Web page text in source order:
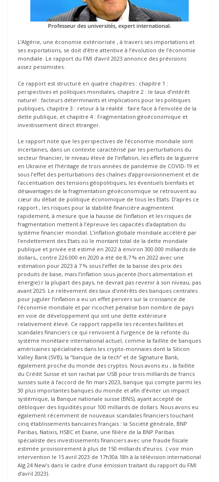
Professeur des universités, expert international.
L’Algérie, une économie extériorisée , à travers ses importations et
ses exportations, se doit d’être attentive à l’évolution de l’économie
mondiale. Le rapport du FMI d’avril 2023 annonce des prévisions
assez pessimistes.
Ce rapport est structuré en quatre chapitres : chapitre 1 :
perspectives et politiques mondiales, chapitre 2 : le taux d’intérêt
naturel : facteurs déterminants et implications pour les politiques
publiques, chapitre 3 : retour à la réalité : faire face à l’envolée de la
dette publique, et chapitre 4 : Fragmentation géoéconomique et
investissement direct étranger.
Le rapport note que les perspectives de l’économie mondiale sont
incertaines, dans un contexte caractérisé par les perturbations du
secteur financier, le niveau élevé de l’inflation, les effets de la guerre
en Ukraine et l’héritage de trois années de pandémie de COVID-19 et
sous l’effet des perturbations des chaînes d’approvisionnement et de
l’accentuation des tensions géopolitiques, les éventuels bienfaits et
désavantages de la fragmentation géoéconomique se retrouvent au
cœur du débat de politique économique de tous les Etats. D’après ce
rapport , les risques pour la stabilité financière augmentent
rapidement, à mesure que la hausse de l’inflation et les risques de
fragmentation mettent à l’épreuve les capacités d’adaptation du
système financier mondial. L’inflation globale mondiale accéléré par
l’endettement des Etats où le montant total de la dette mondiale
publique et privée est estimé en 2022 à environ 300.000 milliards de
dollars,, contre 226.000 en 2020 a été de 8,7 % en 2022 avec une
estimation pour 2023 à 7 % sous l’effet de la baisse des prix des
produits de base, mais l’inflation sous-jacente (hors alimentation et
énergie) r la plupart des pays, ne devrait pas revenir à son niveau, pas
avant 2025. Le relèvement des taux d’intérêts des banques centrales
pour juguler l’inflation a eu un effet pervers sur la croissance de
l’économie mondiale et par ricochet pénalise bon nombre de pays
en voie de développement qui ont une dette extérieure
relativement élevé. Ce rapport rappelle les récentes faillites et
scandales financiers ce qui renvoient à l’urgence de la refonte du
système monétaire international actuel, comme la faillite de banques
américaines spécialisées dans les crypto-monnaies dont la Silicon
Valley Bank (SVB), la “banque de la tech” et de Signature Bank,
également proche du monde des cryptos. Nous avons eu , la faillite
du Crédit Suisse et son rachat par USB pour trois milliards de francs
suisses suite à l’accord de fin mars 2023, banque qui compte parmi les
30 plus importantes banques du monde et afin d’éviter un impact
systémique, la Banque nationale suisse (BNS), ayant accepté de
débloquer des liquidités pour 100 milliards de dollars. Nous avons eu
également récemment de nouveaux scandales financiers touchant
cinq établissements bancaires français : la Société générale, BNP
Paribas, Natixis, HSBC et Exane, une filière de la BNP Paribas
spécialiste des investissements financiers avec une fraude fiscale
estimée provisoirement à plus de 150 milliards d’euros. .( voir mon
intervention le 15 avril 2023 de 17h30à 18h à la télévision international
Alg 24 New’s dans le cadre d’une émission traitant du rapport du FMI
d’avril 2023).